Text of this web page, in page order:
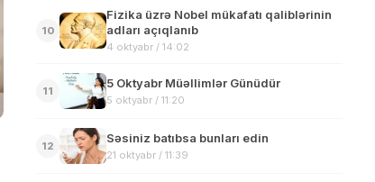
10
Fizika üzrə Nobel mükafatı qaliblərinin
adları açıqlanıb
4 oktyabr / 14:02
11
5 Oktyabr Müəllimlər Günüdür
5 oktyabr / 11:20
12
Səsiniz batıbsa bunları edin
21 oktyabr / 11:39